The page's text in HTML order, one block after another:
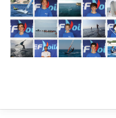
Aller
contenu